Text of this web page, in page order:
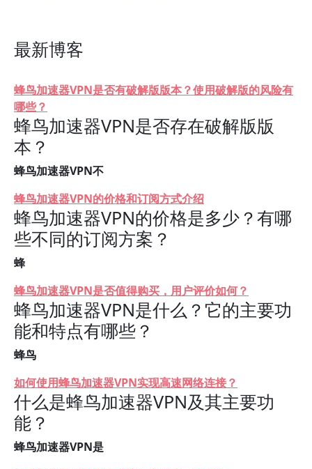
最新博客
蜂鸟加速器VPN是否有破解版版本？使用破解版的风险有
哪些？
蜂鸟加速器VPN是否存在破解版版
本？
蜂鸟加速器VPN不
蜂鸟加速器VPN的价格和订阅方式介绍
蜂鸟加速器VPN的价格是多少？有哪
些不同的订阅方案？
蜂
蜂鸟加速器VPN是否值得购买，用户评价如何？
蜂鸟加速器VPN是什么？它的主要功
能和特点有哪些？
蜂鸟
如何使用蜂鸟加速器VPN实现高速网络连接？
什么是蜂鸟加速器VPN及其主要功
能？
蜂鸟加速器VPN是